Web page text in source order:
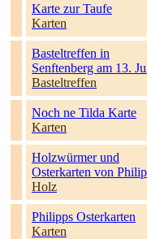
Karte zur Taufe
Karten
Basteltreffen in
Senftenberg am 13.
Basteltreffen
Noch ne Tilda Karte
Karten
Holzwürmer und
Osterkarten von
Holz
Philipps Osterkarten
Karten